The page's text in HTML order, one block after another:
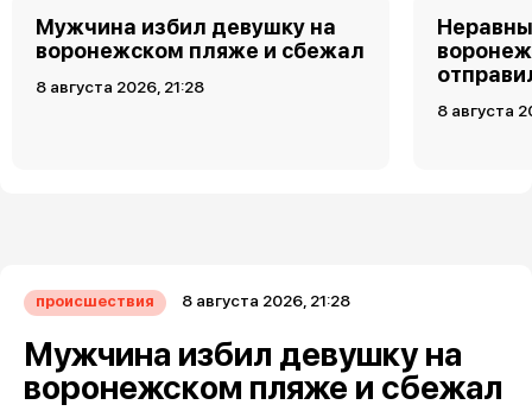
Мужчина избил девушку на
воронежском пляже и сбежал
8 августа 2026, 21:28
8 августа
происшествия 8 августа 2026, 21:28
Мужчина избил девушку на
воронежском пляже и сбежал